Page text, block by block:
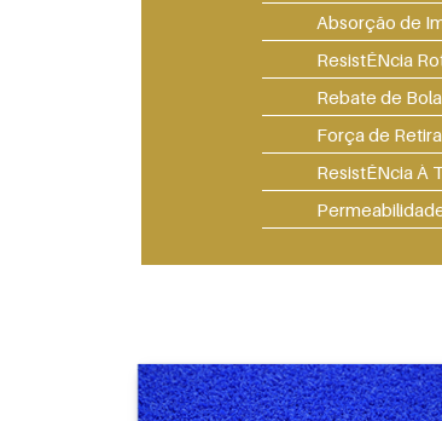
Absorção de
ResistÊNcia
Rebate de Bola
Força de
ResistÊNcia À